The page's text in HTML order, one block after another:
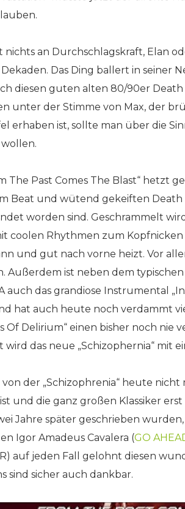
nichts an Durchschlagskraft, Elan
Das Ding ballert in seiner
diesen guten alten 80/90er
unter der Stimme von Max, der
erhaben ist, sollte man über die
The Past Comes The Blast“ hetzt
Beat und wütend gekeiften Death
worden sind. Geschrammelt
coolen Rhythmen zum
und gut nach vorne heizt. Vor
Außerdem ist neben dem
auch das grandiose Instrumental
hat auch heute noch verdammt
Of Delirium“ einen bisher noch
das neue „Schizophernia“ mit
der „Schizophrenia“ heute nicht
und die ganz großen Klassiker
Jahre später geschrieben
Igor Amadeus Cavalera (GO
auf jeden Fall gelohnt diesen
sind sicher auch dankbar.